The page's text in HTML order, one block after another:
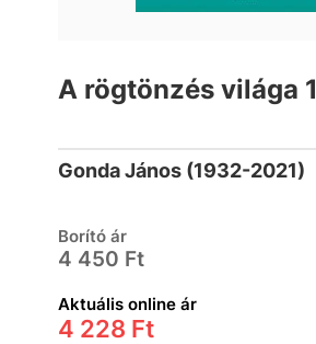
A rögtönzés világa 1
Gonda János (1932-2021)
Borító ár
4 450 Ft
Aktuális online ár
4 228 Ft